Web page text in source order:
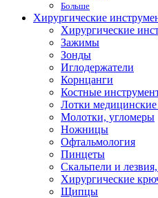
Больше
Хирургические
Хирургические
Зажимы
Зонды
Иглодержатели
Корнцанги
Костные
Лотки медицинские
Молотки, угломеры
Ножницы
Офтальмология
Пинцеты
Скальпели и
Хирургические
Щипцы